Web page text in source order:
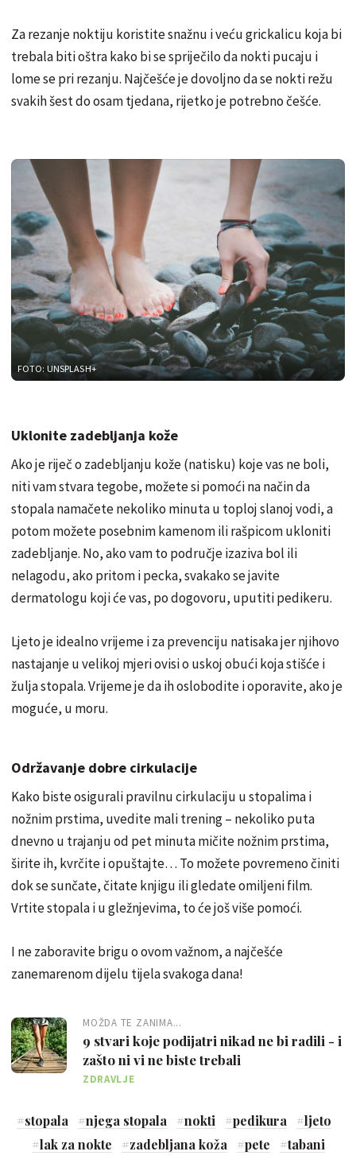
Za rezanje noktiju koristite snažnu i veću grickalicu koja bi
trebala biti oštra kako bi se spriječilo da nokti pucaju i
lome se pri rezanju. Najčešće je dovoljno da se nokti režu
svakih šest do osam tjedana, rijetko je potrebno češće.
FOTO: UNSPLASH+
Uklonite zadebljanja kože
Ako je riječ o zadebljanju kože (natisku) koje vas ne boli,
niti vam stvara tegobe, možete si pomoći na način da
stopala namačete nekoliko minuta u toploj slanoj vodi, a
potom možete posebnim kamenom ili rašpicom ukloniti
zadebljanje. No, ako vam to područje izaziva bol ili
nelagodu, ako pritom i pecka, svakako se javite
dermatologu koji će vas, po dogovoru, uputiti pedikeru.
Ljeto je idealno vrijeme i za prevenciju natisaka jer njihovo
nastajanje u velikoj mjeri ovisi o uskoj obući koja stišće i
žulja stopala. Vrijeme je da ih oslobodite i oporavite, ako je
moguće, u moru.
Održavanje dobre cirkulacije
Kako biste osigurali pravilnu cirkulaciju u stopalima i
nožnim prstima, uvedite mali trening – nekoliko puta
dnevno u trajanju od pet minuta mičite nožnim prstima,
širite ih, kvrčite i opuštajte… To možete povremeno činiti
dok se sunčate, čitate knjigu ili gledate omiljeni film.
Vrtite stopala i u gležnjevima, to će još više pomoći.
I ne zaboravite brigu o ovom važnom, a najčešće
zanemarenom dijelu tijela svakoga dana!
MOŽDA TE ZANIMA...
9 stvari koje podijatri nikad ne bi radili - i
zašto ni vi ne biste trebali
ZDRAVLJE
#stopala #njega stopala #nokti #pedikura #ljeto
#lak za nokte #zadebljana koža #pete #tabani